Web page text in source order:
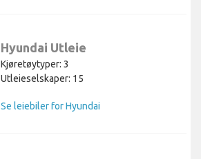
Hyundai Utleie
Kjøretøytyper: 3
Utleieselskaper: 15
Se leiebiler for Hyundai